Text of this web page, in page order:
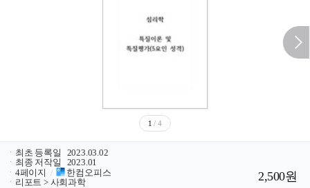
1 / 4
ㆍ 최초 등록일
2023.03.02
ㆍ 최종 저작일
2023.01
ㆍ 4페이지 /
한컴오피스
ㆍ 리포트 > 사회과학 2,500원